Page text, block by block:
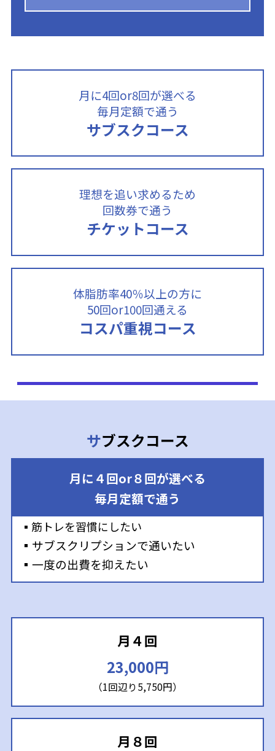
月に4回or8回が選べる
毎月定額で通う
サブスクコース
理想を追い求めるため
回数券で通う
チケットコース
体脂肪率40％以上の方に
50回or100回通える
コスパ重視コース
サブスクコース
月に４回or８回が選べる
毎月定額で通う
▪筋トレを習慣にしたい
▪サブスクリプションで通いたい
▪一度の出費を抑えたい
月４回
23,000円
（1回辺り5,750円）
月８回